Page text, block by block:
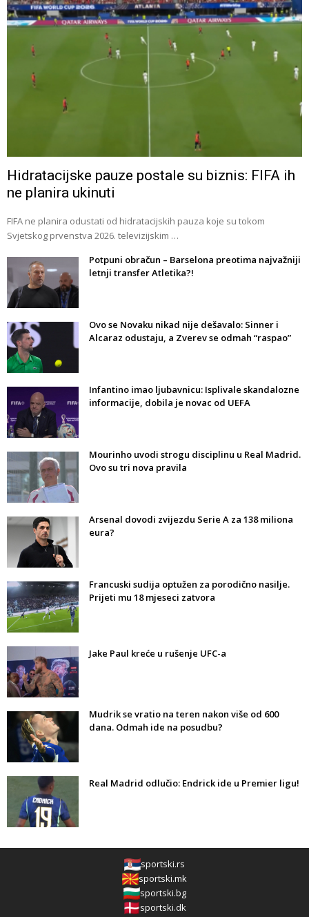
Hidratacijske pauze postale su biznis: FIFA ih
ne planira ukinuti
FIFA ne planira odustati od hidratacijskih pauza koje su tokom
Svjetskog prvenstva 2026. televizijskim …
Potpuni obračun – Barselona preotima najvažniji
letnji transfer Atletika?!
Ovo se Novaku nikad nije dešavalo: Sinner i
Alcaraz odustaju, a Zverev se odmah “raspao”
Infantino imao ljubavnicu: Isplivale skandalozne
informacije, dobila je novac od UEFA
Mourinho uvodi strogu disciplinu u Real Madrid.
Ovo su tri nova pravila
Arsenal dovodi zvijezdu Serie A za 138 miliona
eura?
Francuski sudija optužen za porodično nasilje.
Prijeti mu 18 mjeseci zatvora
Jake Paul kreće u rušenje UFC-a
Mudrik se vratio na teren nakon više od 600
dana. Odmah ide na posudbu?
Real Madrid odlučio: Endrick ide u Premier ligu!
sportski.rs
sportski.mk
sportski.bg
sportski.dk